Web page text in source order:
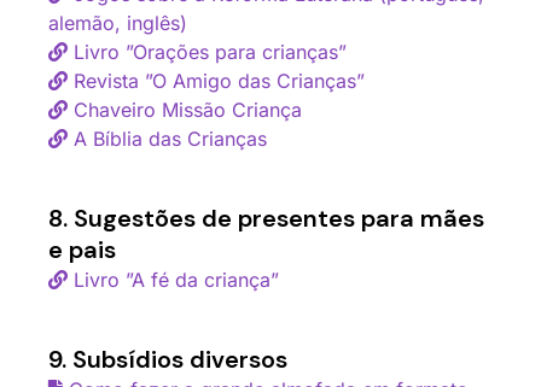
alemão, inglês)
Livro ”Orações para crianças”
Revista ”O Amigo das Crianças”
Chaveiro Missão Criança
A Bíblia das Crianças
8. Sugestões de presentes para mães
e pais
Livro ”A fé da criança”
9. Subsídios diversos